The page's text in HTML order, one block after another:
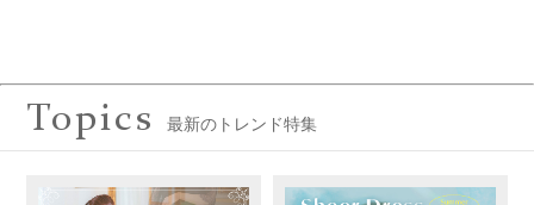
Topics 最新のトレンド特集